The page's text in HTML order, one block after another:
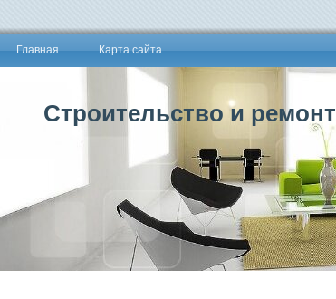
Главная Карта сайта
Строительство и ремонт